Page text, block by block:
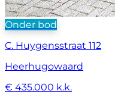
Onder bod
C. Huygensstraat 112
Heerhugowaard
€ 435.000 k.k.